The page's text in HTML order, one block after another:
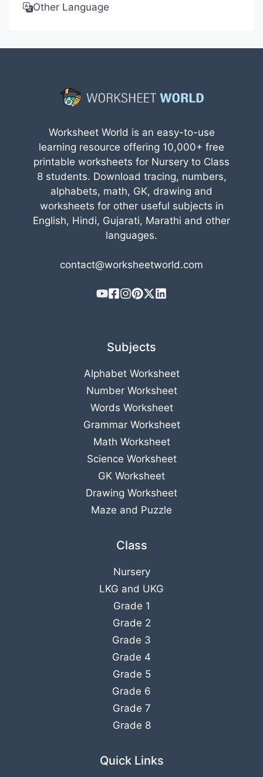
Other Language
Worksheet World is an easy-to-use
learning resource offering 10,000+ free
printable worksheets for Nursery to Class
8 students. Download tracing, numbers,
alphabets, math, GK, drawing and
worksheets for other useful subjects in
English, Hindi, Gujarati, Marathi and other
languages.
contact@worksheetworld.com
Subjects
Alphabet Worksheet
Number Worksheet
Words Worksheet
Grammar Worksheet
Math Worksheet
Science Worksheet
GK Worksheet
Drawing Worksheet
Maze and Puzzle
Class
Nursery
LKG and UKG
Grade 1
Grade 2
Grade 3
Grade 4
Grade 5
Grade 6
Grade 7
Grade 8
Quick Links